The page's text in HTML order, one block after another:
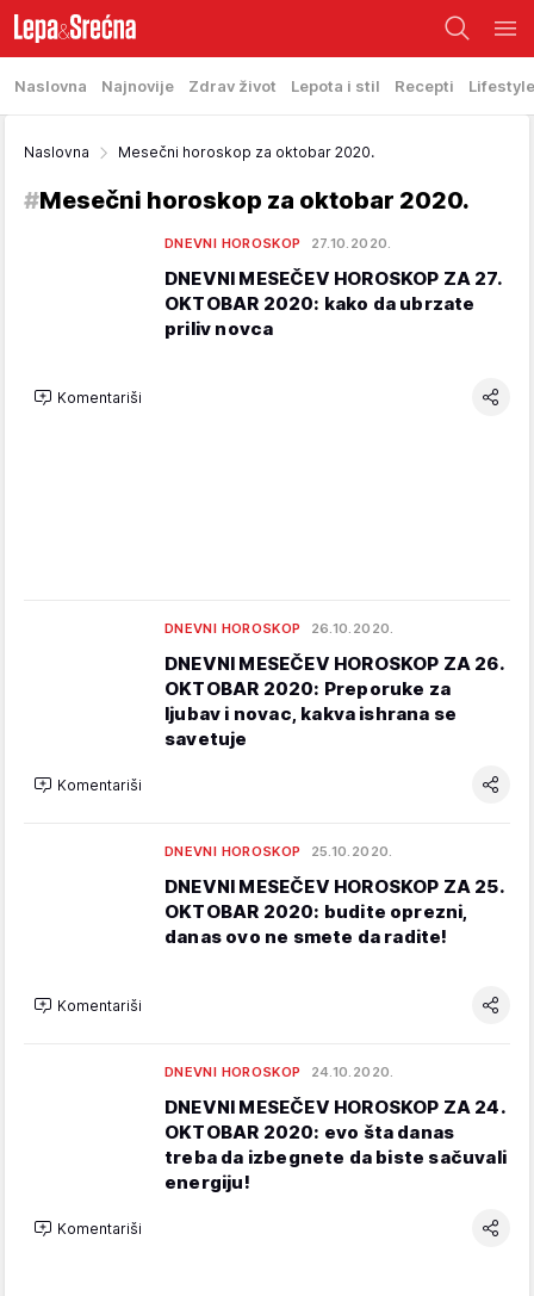
Naslovna Najnovije Zdrav život Lepota i stil Recepti Lifestyle
Naslovna Mesečni horoskop za oktobar 2020.
#Mesečni horoskop za oktobar 2020.
DNEVNI HOROSKOP 27.10.2020.
DNEVNI MESEČEV HOROSKOP ZA 27.
OKTOBAR 2020: kako da ubrzate
priliv novca
Komentariši
DNEVNI HOROSKOP 26.10.2020.
DNEVNI MESEČEV HOROSKOP ZA 26.
OKTOBAR 2020: Preporuke za
ljubav i novac, kakva ishrana se
savetuje
Komentariši
DNEVNI HOROSKOP 25.10.2020.
DNEVNI MESEČEV HOROSKOP ZA 25.
OKTOBAR 2020: budite oprezni,
danas ovo ne smete da radite!
Komentariši
DNEVNI HOROSKOP 24.10.2020.
DNEVNI MESEČEV HOROSKOP ZA 24.
OKTOBAR 2020: evo šta danas
treba da izbegnete da biste sačuvali
energiju!
Komentariši